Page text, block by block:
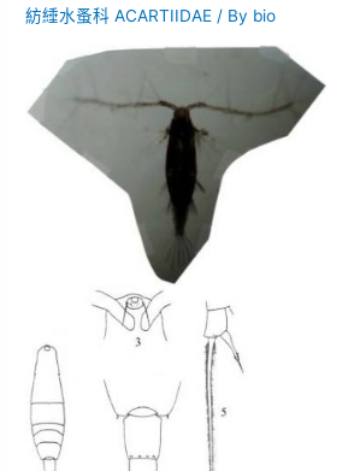
紡綞水蚤科 ACARTIIDAE / By bio